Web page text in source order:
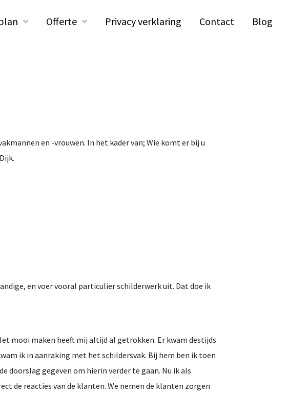
Offerte Privacy verklaring Contact Blog
en -vrouwen. In het kader van; Wie komt er bij u
en voer vooral particulier schilderwerk uit. Dat doe ik
mooi maken heeft mij altijd al getrokken. Er kwam destijds
ik in aanraking met het schildersvak. Bij hem ben ik toen
doorslag gegeven om hierin verder te gaan. Nu ik als
de reacties van de klanten. We nemen de klanten zorgen